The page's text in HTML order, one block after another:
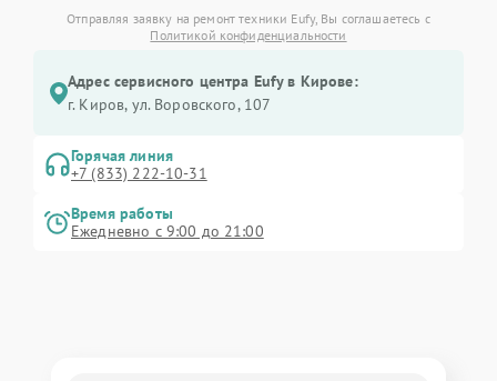
Отправляя заявку на ремонт техники Eufy, Вы соглашаетесь с
Политикой конфиденциальности
Адрес сервисного центра Eufy в Кирове:
г. Киров, ул. Воровского, 107
Горячая линия
+7 (833) 222-10-31
Время работы
Ежедневно с 9:00 до 21:00